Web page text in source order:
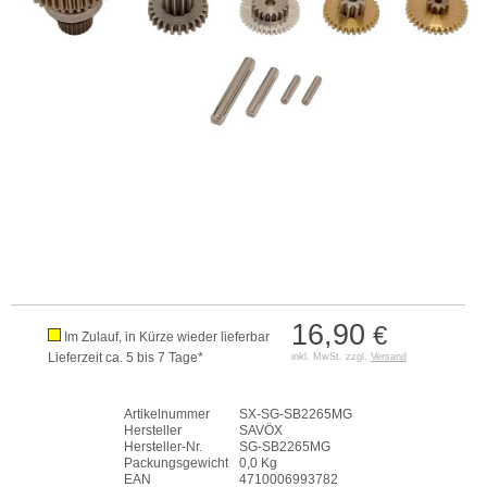
16,90 €
inkl. MwSt. zzgl. Versand
Im Zulauf, in Kürze wieder lieferbar
Lieferzeit ca. 5 bis 7 Tage*
Artikelnummer
SX-SG-SB2265MG
Hersteller
SAVÖX
Hersteller-Nr.
SG-SB2265MG
Packungsgewicht
0,0 Kg
EAN
4710006993782